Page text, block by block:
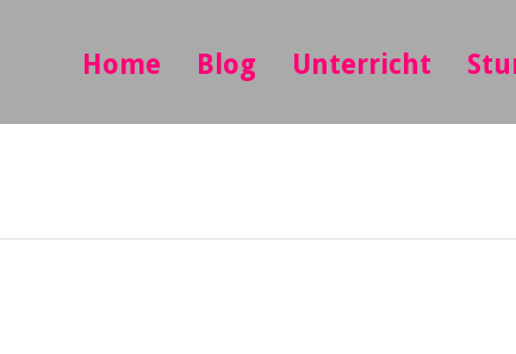
Home Blog Unterricht